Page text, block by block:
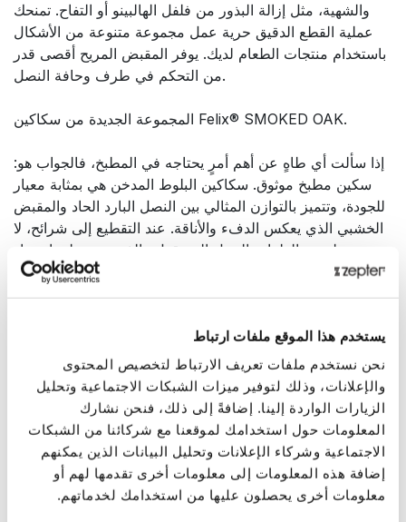
يستخدم هذا الموقع ملفات ارتباط
نحن نستخدم ملفات تعريف الارتباط لتخصيص المحتوى
والإعلانات، وذلك لتوفير ميزات الشبكات الاجتماعية وتحليل
الزيارات الواردة إلينا. إضافةً إلى ذلك، فنحن نشارك
المعلومات حول استخدامك لموقعنا مع شركائنا من الشبكات
الاجتماعية وشركاء الإعلانات وتحليل البيانات الذين يمكنهم
إضافة هذه المعلومات إلى معلومات أخرى تقدمها لهم أو
معلومات أخرى يحصلون عليها من استخدامك لخدماتهم.
والشهية، مثل إزالة البذور من فلفل الهالبينو أو التفاح. تمنحك
عملية القطع الدقيق حرية عمل مجموعة متنوعة من الأشكال
باستخدام منتجات الطعام لديك. يوفر المقبض المريح أقصى قدر
من التحكم في طرف وحافة النصل.
المجموعة الجديدة من سكاكين Felix® SMOKED OAK.
إذا سألت أي طاهٍ عن أهم أمرٍ يحتاجه في المطبخ، فالجواب هو:
سكين مطبخ موثوق. سكاكين البلوط المدخن هي بمثابة معيار
للجودة، وتتميز بالتوازن المثالي بين النصل البارد الحاد والمقبض
الخشبي الذي يعكس الدفء والأناقة. عند التقطيع إلى شرائح، لا
يلتصق الطعام بالنصل المصقول والذي يتمتع بلمعانٍ حاد
كود المنتج
KSW-010
اسم المنتج
سكينة التقطيع من سولينجن فيليكس (نصل أو شفرة
10 سم)